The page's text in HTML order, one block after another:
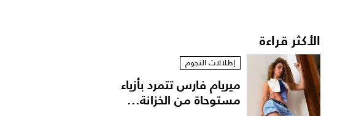
الأكثر قراءة
إطلالات النجوم
ميريام فارس تتمرد بأزياء
مستوحاة من الخزانة...